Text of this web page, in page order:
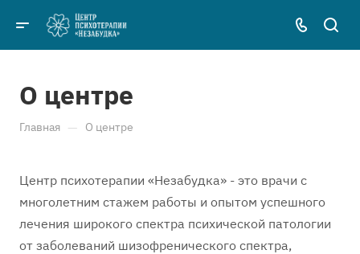
О центре
Главная — О центре
Центр психотерапии «Незабудка» - это врачи с
многолетним стажем работы и опытом успешного
лечения широкого спектра психической патологии
от заболеваний шизофренического спектра,